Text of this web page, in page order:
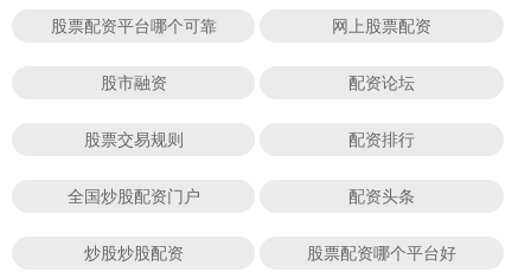
股票配资平台哪个可靠 网上股票配资
股市融资 配资论坛
股票交易规则 配资排行
全国炒股配资门户 配资头条
炒股炒股配资 股票配资哪个平台好